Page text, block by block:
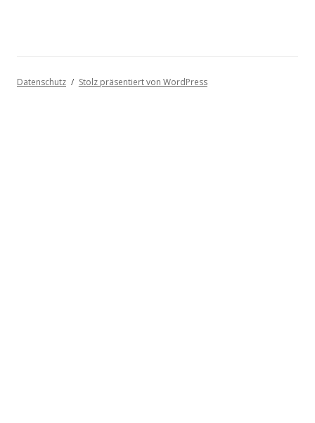
Datenschutz Stolz präsentiert von WordPress